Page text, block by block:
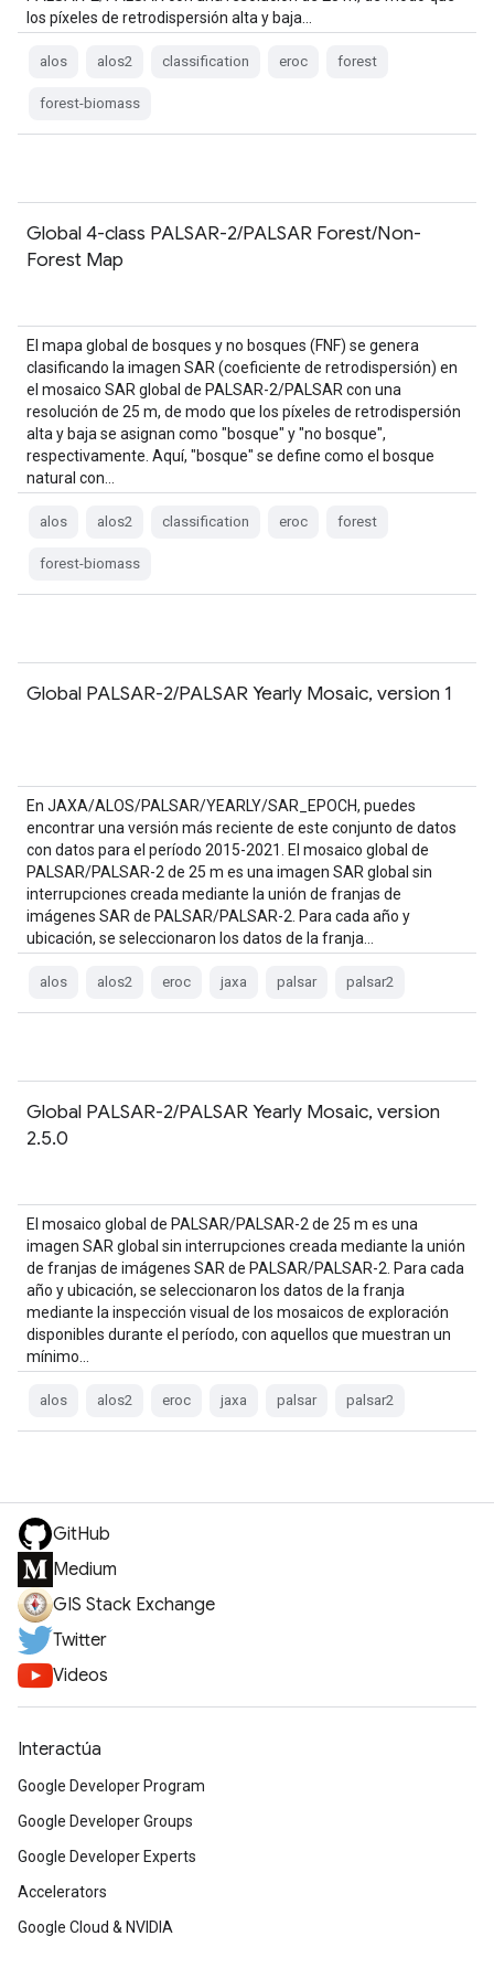
los píxeles de retrodispersión alta y baja…
alos alos2 classification eroc forest
forest-biomass
Global 4-class PALSAR-2/PALSAR Forest/Non-
Forest Map
El mapa global de bosques y no bosques (FNF) se genera
clasificando la imagen SAR (coeficiente de retrodispersión) en
el mosaico SAR global de PALSAR-2/PALSAR con una
resolución de 25 m, de modo que los píxeles de retrodispersión
alta y baja se asignan como "bosque" y "no bosque",
respectivamente. Aquí, "bosque" se define como el bosque
natural con…
alos alos2 classification eroc forest
forest-biomass
Global PALSAR-2/PALSAR Yearly Mosaic, version 1
En JAXA/ALOS/PALSAR/YEARLY/SAR_EPOCH, puedes
encontrar una versión más reciente de este conjunto de datos
con datos para el período 2015-2021. El mosaico global de
PALSAR/PALSAR-2 de 25 m es una imagen SAR global sin
interrupciones creada mediante la unión de franjas de
imágenes SAR de PALSAR/PALSAR-2. Para cada año y
ubicación, se seleccionaron los datos de la franja…
alos alos2 eroc jaxa palsar palsar2
Global PALSAR-2/PALSAR Yearly Mosaic, version
2.5.0
El mosaico global de PALSAR/PALSAR-2 de 25 m es una
imagen SAR global sin interrupciones creada mediante la unión
de franjas de imágenes SAR de PALSAR/PALSAR-2. Para cada
año y ubicación, se seleccionaron los datos de la franja
mediante la inspección visual de los mosaicos de exploración
disponibles durante el período, con aquellos que muestran un
mínimo…
alos alos2 eroc jaxa palsar palsar2
GitHub
Medium
GIS Stack Exchange
Twitter
Videos
Interactúa
Google Developer Program
Google Developer Groups
Google Developer Experts
Accelerators
Google Cloud & NVIDIA